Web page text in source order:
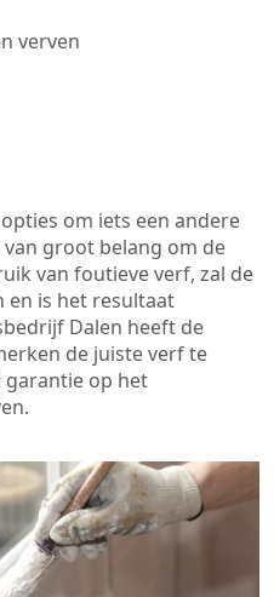
verven
om iets een andere
groot belang om de
van foutieve verf, zal de
en is het resultaat
Dalen heeft de
de juiste verf te
garantie op het